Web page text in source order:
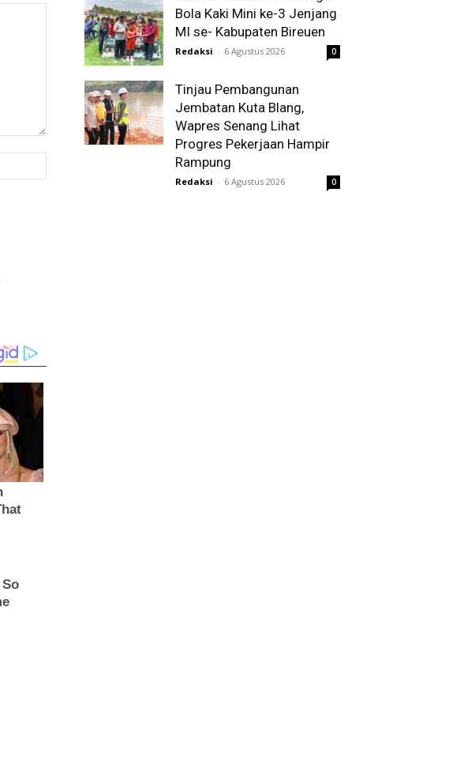
Bola Kaki Mini ke-3 Jenjang
MI se- Kabupaten Bireuen
Redaksi - 6 Agustus 2026 0
Tinjau Pembangunan
Jembatan Kuta Blang,
Wapres Senang Lihat
Progres Pekerjaan Hampir
Rampung
Redaksi - 6 Agustus 2026 0